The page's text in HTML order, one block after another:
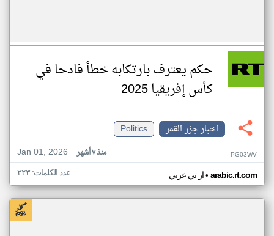
حكم يعترف بارتكابه خطأ فادحا في
كأس إفريقيا 2025
اخبار جزر القمر
Politics
Jan 01, 2026
منذ ٧ أشهر PG03WV
ار تي عربي• arabic.rt.com عدد الكلمات: ٢٢٣